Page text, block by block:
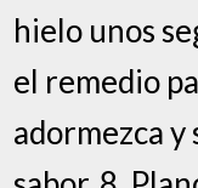
hielo unos
el remedio
adormezca y